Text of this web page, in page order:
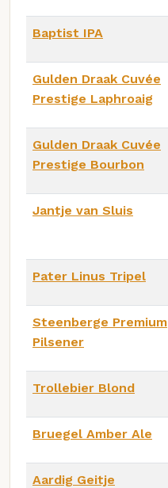
Baptist IPA
Gulden Draak Cuvée
Prestige Laphroaig
Gulden Draak Cuvée
Prestige Bourbon
Jantje van Sluis
Pater Linus Tripel
Steenberge Premium
Pilsener
Trollebier Blond
Bruegel Amber Ale
Aardig Geitje